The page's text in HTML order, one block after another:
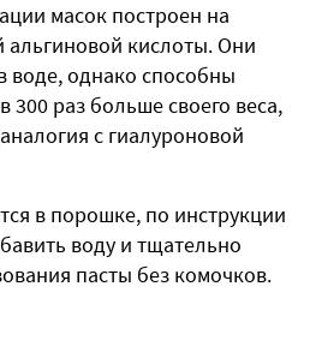
масок построен на
альгиновой кислоты. Они
воде, однако способны
300 раз больше своего веса,
с гиалуроновой
в порошке, по инструкции
воду и тщательно
пасты без комочков.